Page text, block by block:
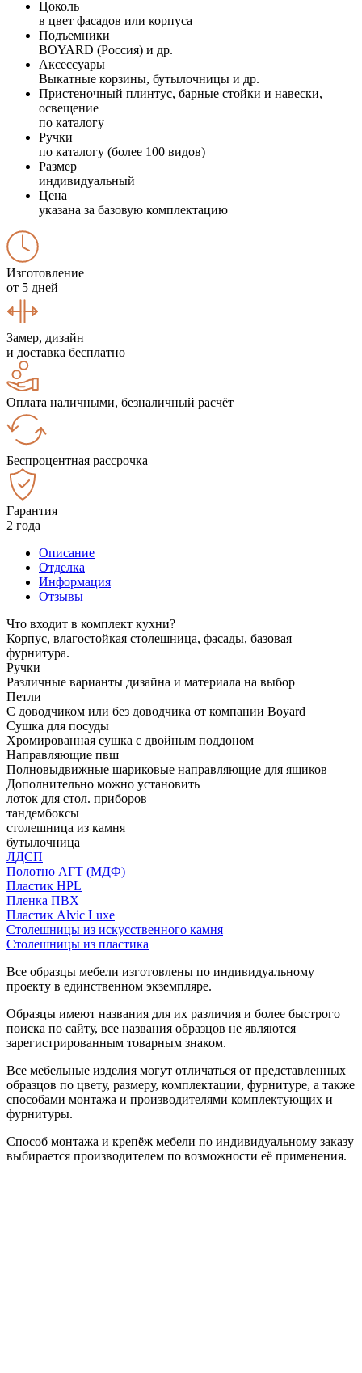
Цоколь
в цвет фасадов или корпуса
Подъемники
BOYARD (Россия) и др.
Аксессуары
Выкатные корзины, бутылочницы и др.
Пристеночный плинтус, барные стойки и навески,
освещение
по каталогу
Ручки
по каталогу (более 100 видов)
Размер
индивидуальный
Цена
указана за базовую комплектацию
Изготовление
от 5 дней
Замер, дизайн
и доставка бесплатно
Оплата наличными, безналичный расчёт
Беспроцентная рассрочка
Гарантия
2 года
Описание
Отделка
Информация
Отзывы
Что входит в комплект кухни?
Корпус, влагостойкая столешница, фасады, базовая
фурнитура.
Ручки
Различные варианты дизайна и материала на выбор
Петли
С доводчиком или без доводчика от компании Boyard
Сушка для посуды
Хромированная сушка с двойным поддоном
Направляющие пвш
Полновыдвижные шариковые направляющие для ящиков
Дополнительно можно установить
лоток для стол. приборов
тандембоксы
столешница из камня
бутылочница
ЛДСП
Полотно АГТ (МДФ)
Пластик HPL
Пленка ПВХ
Пластик Alvic Luxe
Столешницы из искусственного камня
Столешницы из пластика
Все образцы мебели изготовлены по индивидуальному
проекту в единственном экземпляре.
Образцы имеют названия для их различия и более быстрого
поиска по сайту, все названия образцов не являются
зарегистрированным товарным знаком.
Все мебельные изделия могут отличаться от представленных
образцов по цвету, размеру, комплектации, фурнитуре, а также
способами монтажа и производителями комплектующих и
фурнитуры.
Способ монтажа и крепёж мебели по индивидуальному заказу
выбирается производителем по возможности её применения.